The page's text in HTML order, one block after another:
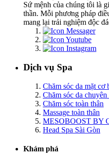
Sứ mệnh của chúng tôi là
thần. Mỗi phương pháp
mang lại trải nghiệm độc
Dịch vụ Spa
Chăm sóc da mặt cơ
Chăm sóc da chuyên
Chăm sóc toàn thân
Massage toàn thân
MESOBOOST BY
Head Spa Sài Gòn
Khám phá